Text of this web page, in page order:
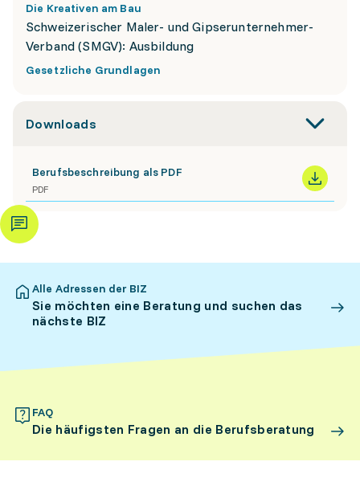
Die Kreativen am Bau
Schweizerischer Maler- und Gipserunternehmer-
Verband (SMGV): Ausbildung
Gesetzliche Grundlagen
Downloads
Berufsbeschreibung als PDF
PDF
Alle Adressen der BIZ
Sie möchten eine Beratung und suchen das
nächste BIZ
FAQ
Die häufigsten Fragen an die Berufsberatung